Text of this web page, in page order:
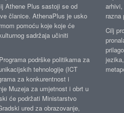
Athene Plus sastoji se od
članice. AthenaPlus je usko
pomoću koje koje će
sadržaja učiniti
podrške politikama za
tehnologije (ICT
za konkurentnost i
Muzeja za umjetnost i obrt u
će podržati Ministarstvo
ured za obrazovanje,
razna
Cilj